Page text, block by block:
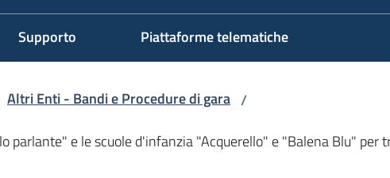
Supporto Piattaforme telematiche
Altri Enti - Bandi e Procedure di gara /
parlante" e le scuole d'infanzia "Acquerello" e "Balena Blu" per